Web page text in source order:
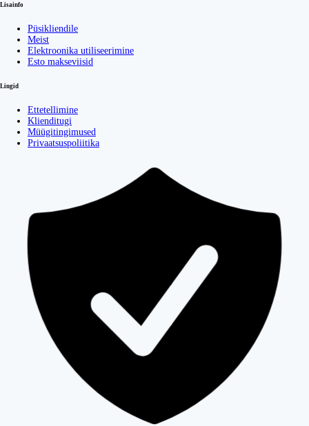
Lisainfo
Püsikliendile
Meist
Elektroonika utiliseerimine
Esto makseviisid
Lingid
Ettetellimine
Klienditugi
Müügitingimused
Privaatsuspoliitika